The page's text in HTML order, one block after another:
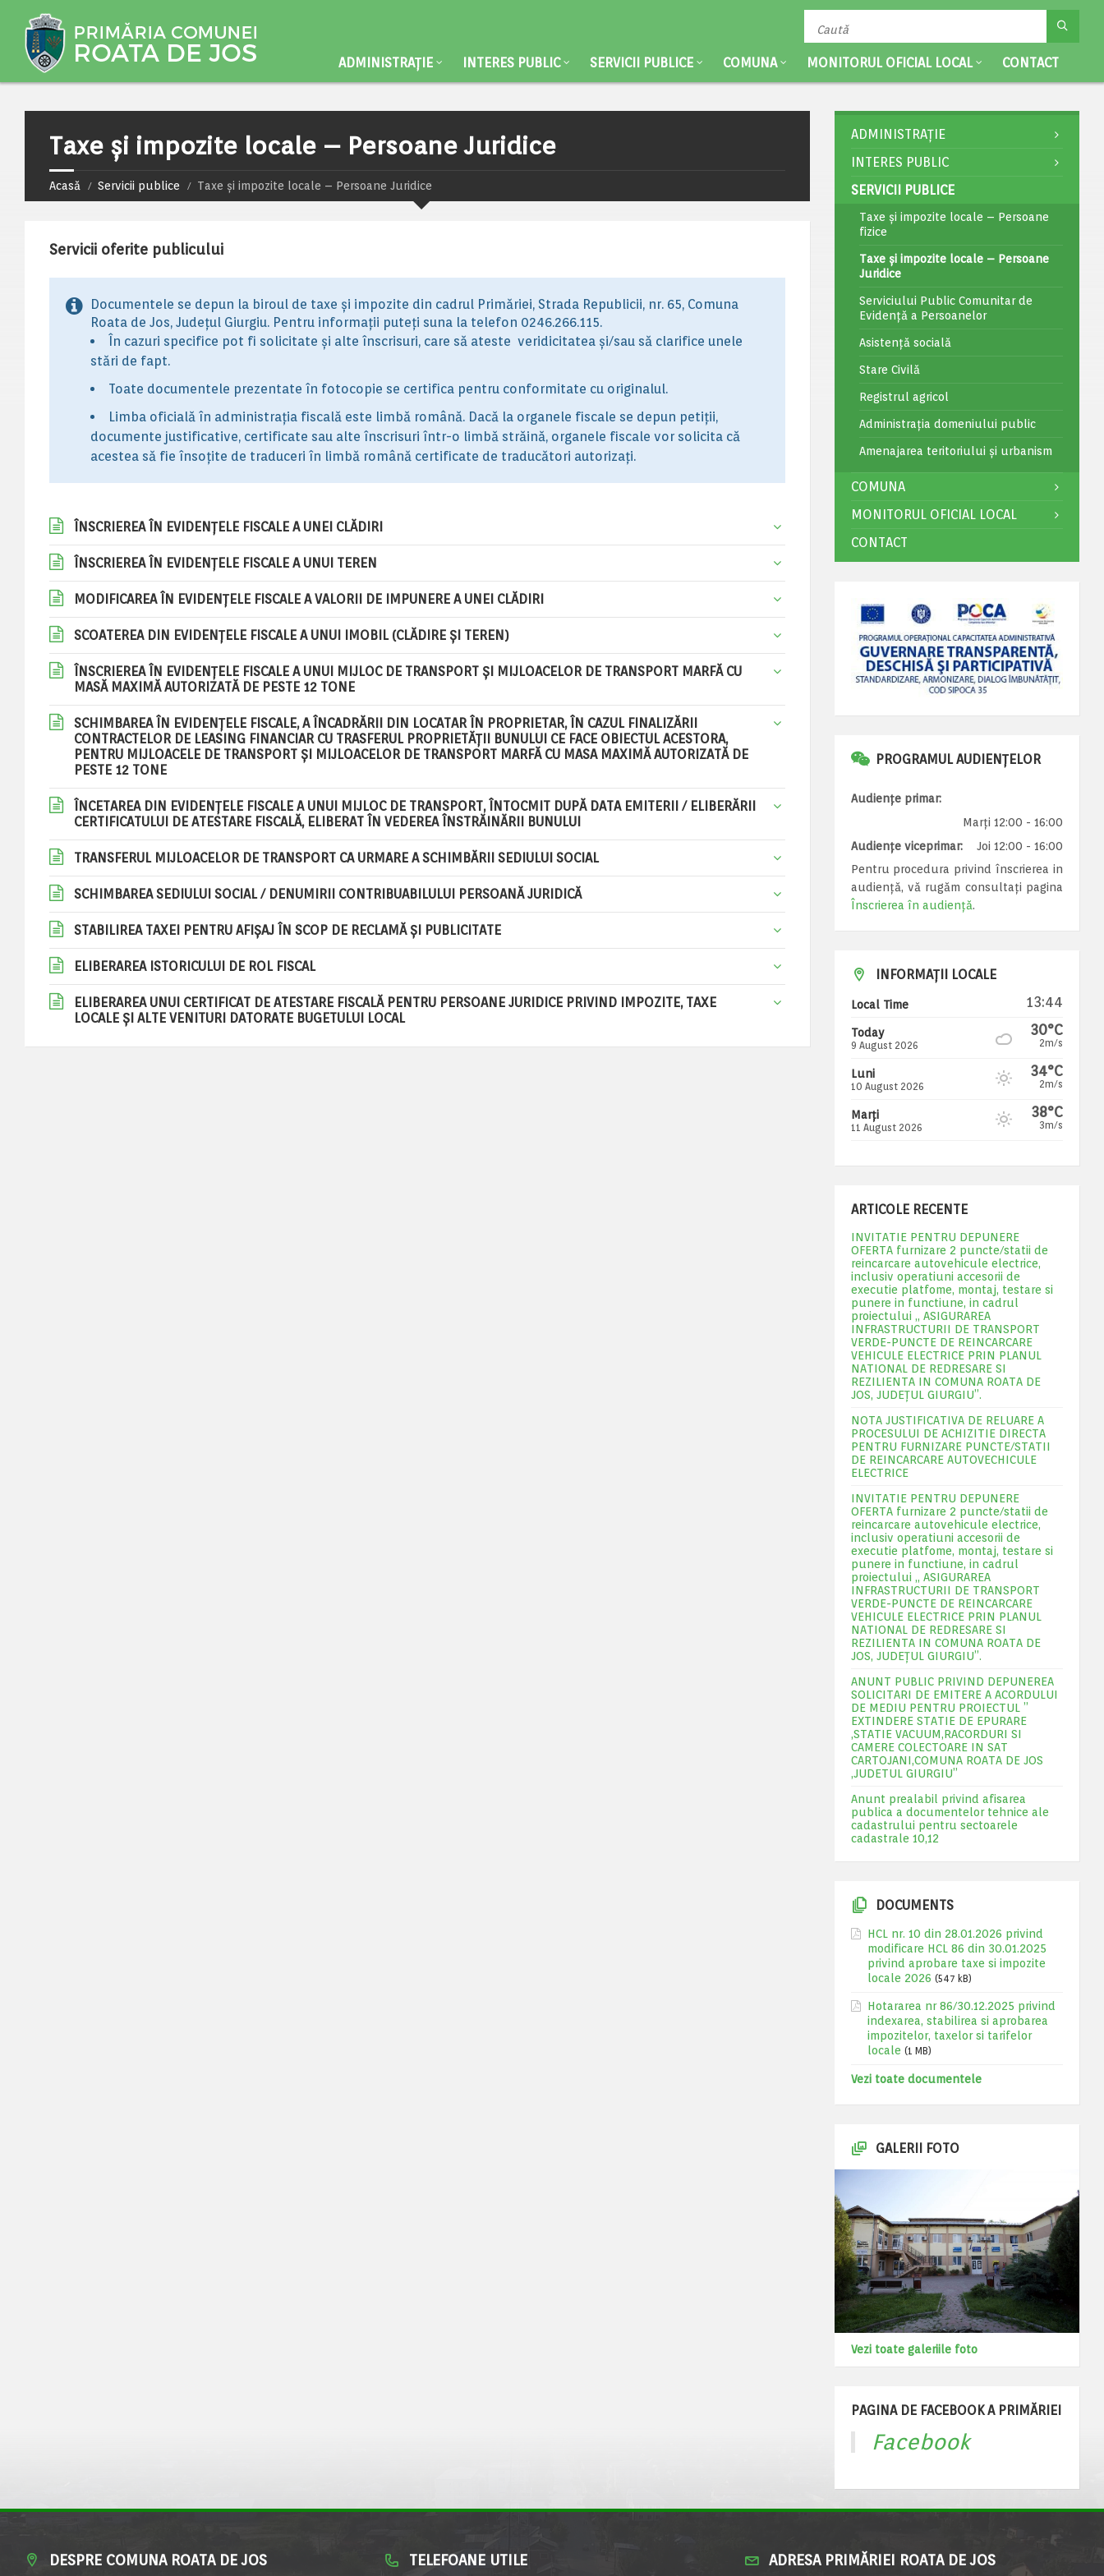
ADMINISTRAȚIE INTERES PUBLIC SERVICII PUBLICE COMUNA MONITORUL OFICIAL LOCAL CONTACT
Taxe și impozite locale – Persoane Juridice
Acasă Servicii publice Taxe și impozite locale – Persoane Juridice
Servicii oferite publicului
Documentele se depun la biroul de taxe și impozite din cadrul Primăriei, Strada Republicii, nr. 65, Comuna
Roata de Jos, Județul Giurgiu. Pentru informații puteți suna la telefon 0246.266.115.
În cazuri specifice pot fi solicitate și alte înscrisuri, care să ateste veridicitatea și/sau să clarifice unele
stări de fapt.
Toate documentele prezentate în fotocopie se certifica pentru conformitate cu originalul.
Limba oficială în administrația fiscală este limbă română. Dacă la organele fiscale se depun petiții,
documente justificative, certificate sau alte înscrisuri într-o limbă străină, organele fiscale vor solicita că
acestea să fie însoțite de traduceri în limbă română certificate de traducători autorizați.
ÎNSCRIEREA ÎN EVIDENȚELE FISCALE A UNEI CLĂDIRI
ÎNSCRIEREA ÎN EVIDENȚELE FISCALE A UNUI TEREN
MODIFICAREA ÎN EVIDENȚELE FISCALE A VALORII DE IMPUNERE A UNEI CLĂDIRI
SCOATEREA DIN EVIDENȚELE FISCALE A UNUI IMOBIL (CLĂDIRE ȘI TEREN)
ÎNSCRIEREA ÎN EVIDENȚELE FISCALE A UNUI MIJLOC DE TRANSPORT ȘI MIJLOACELOR DE TRANSPORT MARFĂ CU
MASĂ MAXIMĂ AUTORIZATĂ DE PESTE 12 TONE
SCHIMBAREA ÎN EVIDENȚELE FISCALE, A ÎNCADRĂRII DIN LOCATAR ÎN PROPRIETAR, ÎN CAZUL FINALIZĂRII
CONTRACTELOR DE LEASING FINANCIAR CU TRASFERUL PROPRIETĂȚII BUNULUI CE FACE OBIECTUL ACESTORA,
PENTRU MIJLOACELE DE TRANSPORT ȘI MIJLOACELOR DE TRANSPORT MARFĂ CU MASA MAXIMĂ AUTORIZATĂ DE
PESTE 12 TONE
ÎNCETAREA DIN EVIDENȚELE FISCALE A UNUI MIJLOC DE TRANSPORT, ÎNTOCMIT DUPĂ DATA EMITERII / ELIBERĂRII
CERTIFICATULUI DE ATESTARE FISCALĂ, ELIBERAT ÎN VEDEREA ÎNSTRĂINĂRII BUNULUI
TRANSFERUL MIJLOACELOR DE TRANSPORT CA URMARE A SCHIMBĂRII SEDIULUI SOCIAL
SCHIMBAREA SEDIULUI SOCIAL / DENUMIRII CONTRIBUABILULUI PERSOANĂ JURIDICĂ
STABILIREA TAXEI PENTRU AFIȘAJ ÎN SCOP DE RECLAMĂ ȘI PUBLICITATE
ELIBERAREA ISTORICULUI DE ROL FISCAL
ELIBERAREA UNUI CERTIFICAT DE ATESTARE FISCALĂ PENTRU PERSOANE JURIDICE PRIVIND IMPOZITE, TAXE
LOCALE ȘI ALTE VENITURI DATORATE BUGETULUI LOCAL
ADMINISTRAȚIE
INTERES PUBLIC
SERVICII PUBLICE
Taxe și impozite locale – Persoane
fizice
Taxe și impozite locale – Persoane
Juridice
Serviciului Public Comunitar de
Evidență a Persoanelor
Asistență socială
Stare Civilă
Registrul agricol
Administrația domeniului public
Amenajarea teritoriului și urbanism
COMUNA
MONITORUL OFICIAL LOCAL
CONTACT
PROGRAMUL AUDIENȚELOR
Audiențe primar:
Marți 12:00 - 16:00
Audiențe viceprimar:
Joi 12:00 - 16:00
Pentru procedura privind înscrierea in
audiență, vă rugăm consultați pagina
Înscrierea în audiență.
INFORMAȚII LOCALE
Local Time 13:44
Today
9 August 2026
30°C
2m/s
Luni
10 August 2026
34°C
2m/s
Marți
11 August 2026
38°C
3m/s
ARTICOLE RECENTE
INVITATIE PENTRU DEPUNERE
OFERTA furnizare 2 puncte/statii de
reincarcare autovehicule electrice,
inclusiv operatiuni accesorii de
executie platfome, montaj, testare si
punere in functiune, in cadrul
proiectului „ ASIGURAREA
INFRASTRUCTURII DE TRANSPORT
VERDE-PUNCTE DE REINCARCARE
VEHICULE ELECTRICE PRIN PLANUL
NATIONAL DE REDRESARE SI
REZILIENTA IN COMUNA ROATA DE
JOS, JUDEŢUL GIURGIU”.
NOTA JUSTIFICATIVA DE RELUARE A
PROCESULUI DE ACHIZITIE DIRECTA
PENTRU FURNIZARE PUNCTE/STATII
DE REINCARCARE AUTOVECHICULE
ELECTRICE
INVITATIE PENTRU DEPUNERE
OFERTA furnizare 2 puncte/statii de
reincarcare autovehicule electrice,
inclusiv operatiuni accesorii de
executie platfome, montaj, testare si
punere in functiune, in cadrul
proiectului „ ASIGURAREA
INFRASTRUCTURII DE TRANSPORT
VERDE-PUNCTE DE REINCARCARE
VEHICULE ELECTRICE PRIN PLANUL
NATIONAL DE REDRESARE SI
REZILIENTA IN COMUNA ROATA DE
JOS, JUDEŢUL GIURGIU”.
ANUNT PUBLIC PRIVIND DEPUNEREA
SOLICITARI DE EMITERE A ACORDULUI
DE MEDIU PENTRU PROIECTUL ”
EXTINDERE STATIE DE EPURARE
,STATIE VACUUM,RACORDURI SI
CAMERE COLECTOARE IN SAT
CARTOJANI,COMUNA ROATA DE JOS
,JUDETUL GIURGIU”
Anunt prealabil privind afisarea
publica a documentelor tehnice ale
cadastrului pentru sectoarele
cadastrale 10,12
DOCUMENTS
HCL nr. 10 din 28.01.2026 privind
modificare HCL 86 din 30.01.2025
privind aprobare taxe si impozite
locale 2026 (547 kB)
Hotararea nr 86/30.12.2025 privind
indexarea, stabilirea si aprobarea
impozitelor, taxelor si tarifelor
locale (1 MB)
Vezi toate documentele
GALERII FOTO
Vezi toate galeriile foto
PAGINA DE FACEBOOK A PRIMĂRIEI
Facebook
DESPRE COMUNA ROATA DE JOS TELEFOANE UTILE ADRESA PRIMĂRIEI ROATA DE JOS